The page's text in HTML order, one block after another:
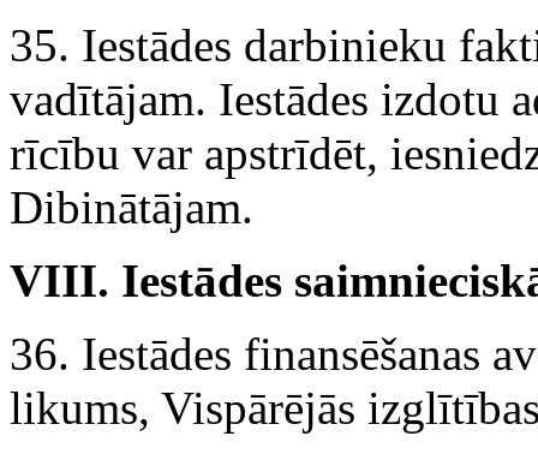
35. Iestādes darbinieku
vadītājam. Iestādes izdotu
rīcību var apstrīdēt,
Dibinātājam.
VIII. Iestādes
36. Iestādes finansēšanas
likums, Vispārējās